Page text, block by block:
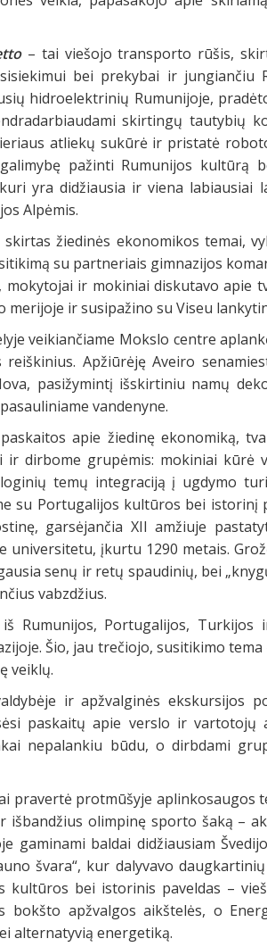
– tai viešojo transporto rūšis,
bei prekybai ir jungiančiu
hidroelektrinių Rumunijoje,
skirtingų tautybių
atliekų sukūrė ir pristatė
pažinti Rumunijos kultūrą
yra didžiausia ir viena labiausiai
Alpėmis.
žiedinės ekonomikos temai,
su partneriais gimnazijos
ir mokiniai diskutavo apie
merijoje ir susipažino su Viseu
veikiančiame Mokslo centre
Apžiūrėję Aveiro
pasižymintį išskirtiniu namų
vandenyne.
apie žiedinę ekonomiką,
ir dirbome grupėmis: mokiniai kūrė
temų integraciją į ugdymo
su Portugalijos kultūros bei istorinį
garsėjančia XII amžiuje
universitetu, įkurtu 1290 metais.
senų ir retų spaudinių, bei
vabzdžius.
Rumunijos, Portugalijos, Turkijos
Šio, jau trečiojo, susitikimo tema
veiklų.
ir apžvalginės ekskursijos
paskaitų apie verslo ir vartotojų
nepalankiu būdu, o dirbdami
pravertė protmūšyje aplinkosaugos
olimpinę sporto šaką –
gaminami baldai didžiausiam
švara“, kur dalyvavo
kultūros bei istorinis paveldas –
bokšto apžvalgos aikštelės, o
alternatyvią energetiką.